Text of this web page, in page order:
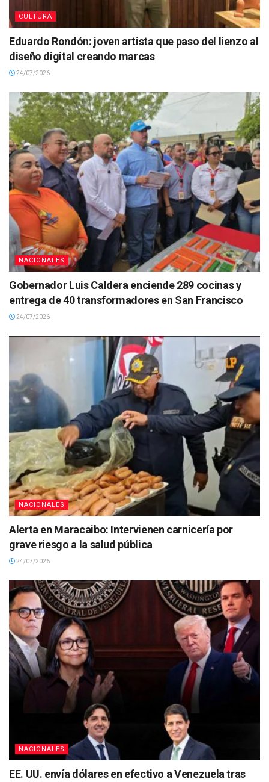
CULTURA
Eduardo Rondón: joven artista que paso del lienzo al
diseño digital creando marcas
24/07/2026
NACIONALES
Gobernador Luis Caldera enciende 289 cocinas y
entrega de 40 transformadores en San Francisco
24/07/2026
NACIONALES
Alerta en Maracaibo: Intervienen carnicería por
grave riesgo a la salud pública
24/07/2026
NACIONALES
EE. UU. envía dólares en efectivo a Venezuela tras